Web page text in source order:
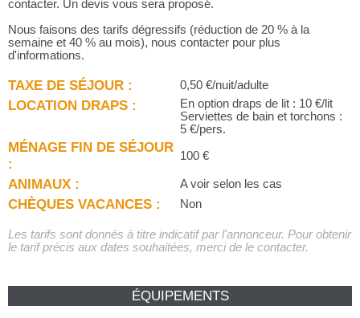
contacter. Un devis vous sera proposé.
Nous faisons des tarifs dégressifs (réduction de 20 % à la
semaine et 40 % au mois), nous contacter pour plus
d'informations.
TAXE DE SÉJOUR : 0,50 €/nuit/adulte
LOCATION DRAPS :
En option draps de lit : 10 €/lit
Serviettes de bain et torchons :
5 €/pers.
MÉNAGE FIN DE SÉJOUR
:
100 €
ANIMAUX : A voir selon les cas
CHÈQUES VACANCES : Non
Les tarifs sont donnés à titre indicatif par l'annonceur. Pour obtenir
le tarif précis aux dates souhaitées, merci de le contacter.
ÉQUIPEMENTS